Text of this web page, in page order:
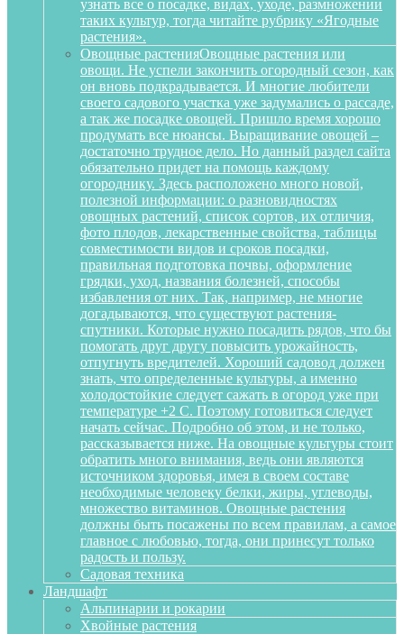
узнать все о посадке, видах, уходе, размножении
таких культур, тогда читайте рубрику «Ягодные
растения».
Овощные растенияОвощные растения или
овощи. Не успели закончить огородный сезон, как
он вновь подкрадывается. И многие любители
своего садового участка уже задумались о рассаде,
а так же посадке овощей. Пришло время хорошо
продумать все нюансы. Выращивание овощей –
достаточно трудное дело. Но данный раздел сайта
обязательно придет на помощь каждому
огороднику. Здесь расположено много новой,
полезной информации: о разновидностях
овощных растений, список сортов, их отличия,
фото плодов, лекарственные свойства, таблицы
совместимости видов и сроков посадки,
правильная подготовка почвы, оформление
грядки, уход, названия болезней, способы
избавления от них. Так, например, не многие
догадываются, что существуют растения-
спутники. Которые нужно посадить рядов, что бы
помогать друг другу повысить урожайность,
отпугнуть вредителей. Хороший садовод должен
знать, что определенные культуры, а именно
холодостойкие следует сажать в огород уже при
температуре +2 С. Поэтому готовиться следует
начать сейчас. Подробно об этом, и не только,
рассказывается ниже. На овощные культуры стоит
обратить много внимания, ведь они являются
источником здоровья, имея в своем составе
необходимые человеку белки, жиры, углеводы,
множество витаминов. Овощные растения
должны быть посажены по всем правилам, а самое
главное с любовью, тогда, они принесут только
радость и пользу.
Садовая техника
Ландшафт
Альпинарии и рокарии
Хвойные растения